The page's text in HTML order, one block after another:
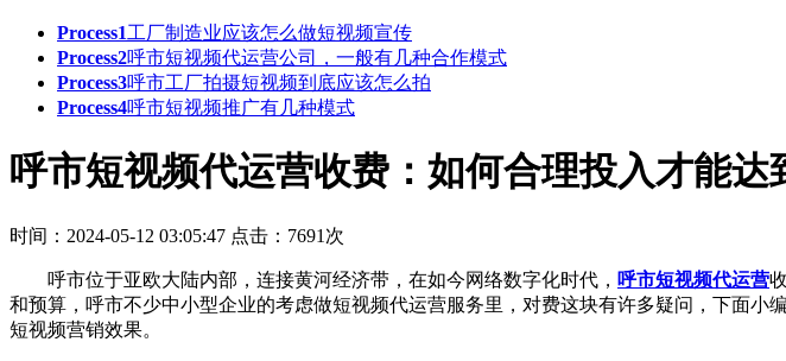
Process1工厂制造业应该怎么做短视频宣传
Process2呼市短视频代运营公司，一般有几种合作模式
Process3呼市工厂拍摄短视频到底应该怎么拍
Process4呼市短视频推广有几种模式
呼市短视频代运营收费：如何合理投入才能达
时间：2024-05-12 03:05:47 点击：7691次
呼市位于亚欧大陆内部，连接黄河经济带，在如今网络数字化时代， 呼市短视频代运营
和预算，呼市不少中小型企业的考虑做短视频代运营服务里，对费这块有许多疑问，下面
短视频营销效果。